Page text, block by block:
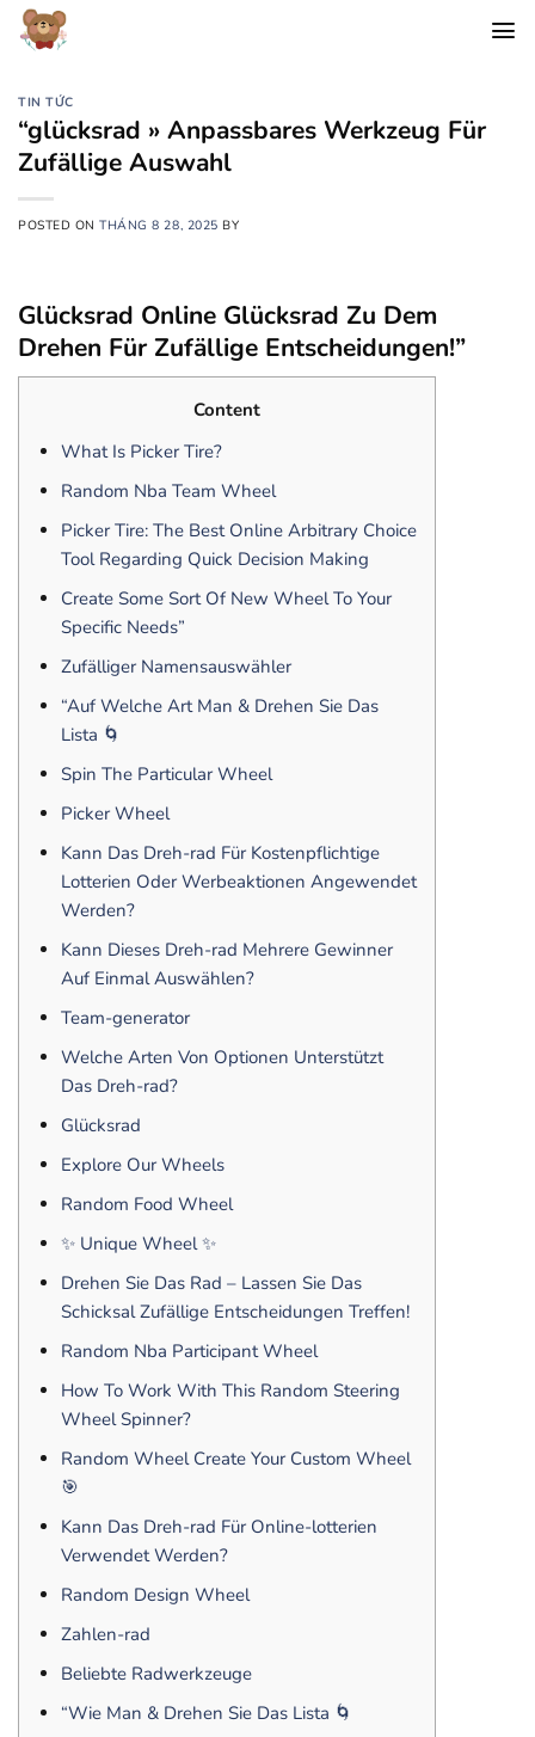
Chuyển
đến
dungTIN TỨC
“glücksrad » Anpassbares Werkzeug Für
Zufällige Auswahl
POSTED ONTHÁNG 8 28, 2025 BY
Glücksrad Online Glücksrad Zu Dem
Drehen Für Zufällige Entscheidungen!”
Content
What Is Picker Tire?
Random Nba Team Wheel
Picker Tire: The Best Online Arbitrary Choice
Tool Regarding Quick Decision Making
Create Some Sort Of New Wheel To Your
Specific Needs”
Zufälliger Namensauswähler
“Auf Welche Art Man & Drehen Sie Das
Lista 🌀
Spin The Particular Wheel
Picker Wheel
Kann Das Dreh-rad Für Kostenpflichtige
Lotterien Oder Werbeaktionen Angewendet
Werden?
Kann Dieses Dreh-rad Mehrere Gewinner
Auf Einmal Auswählen?
Team-generator
Welche Arten Von Optionen Unterstützt
Das Dreh-rad?
Glücksrad
Explore Our Wheels
Random Food Wheel
✨ Unique Wheel ✨
Drehen Sie Das Rad – Lassen Sie Das
Schicksal Zufällige Entscheidungen Treffen!
Random Nba Participant Wheel
How To Work With This Random Steering
Wheel Spinner?
Random Wheel Create Your Custom Wheel
🎯
Kann Das Dreh-rad Für Online-lotterien
Verwendet Werden?
Random Design Wheel
Zahlen-rad
Beliebte Radwerkzeuge
“Wie Man & Drehen Sie Das Lista 🌀